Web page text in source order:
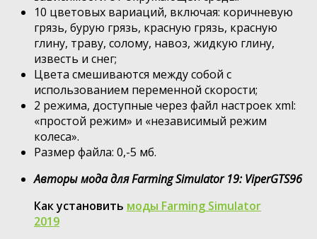
10 цветовых вариаций, включая: коричневую
грязь, бурую грязь, красную грязь, красную
глину, траву, солому, навоз, жидкую глину,
известь и снег;
Цвета смешиваются между собой с
использованием переменной скорости;
2 режима, доступные через файл настроек xml:
«простой режим» и «независимый режим
колеса».
Размер файла: 0,-5 мб.
Авторы мода для Farming Simulator 19: ViperGTS96
Как установить моды Farming Simulator
2019